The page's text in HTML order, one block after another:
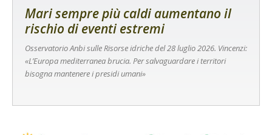
Mari sempre più caldi aumentano il
rischio di eventi estremi
Osservatorio Anbi sulle Risorse idriche del 28 luglio 2026. Vincenzi:
«L’Europa mediterranea brucia. Per salvaguardare i territori
bisogna mantenere i presidi umani»